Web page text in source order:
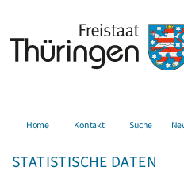
Home Kontakt Suche
STATISTISCHE DATEN